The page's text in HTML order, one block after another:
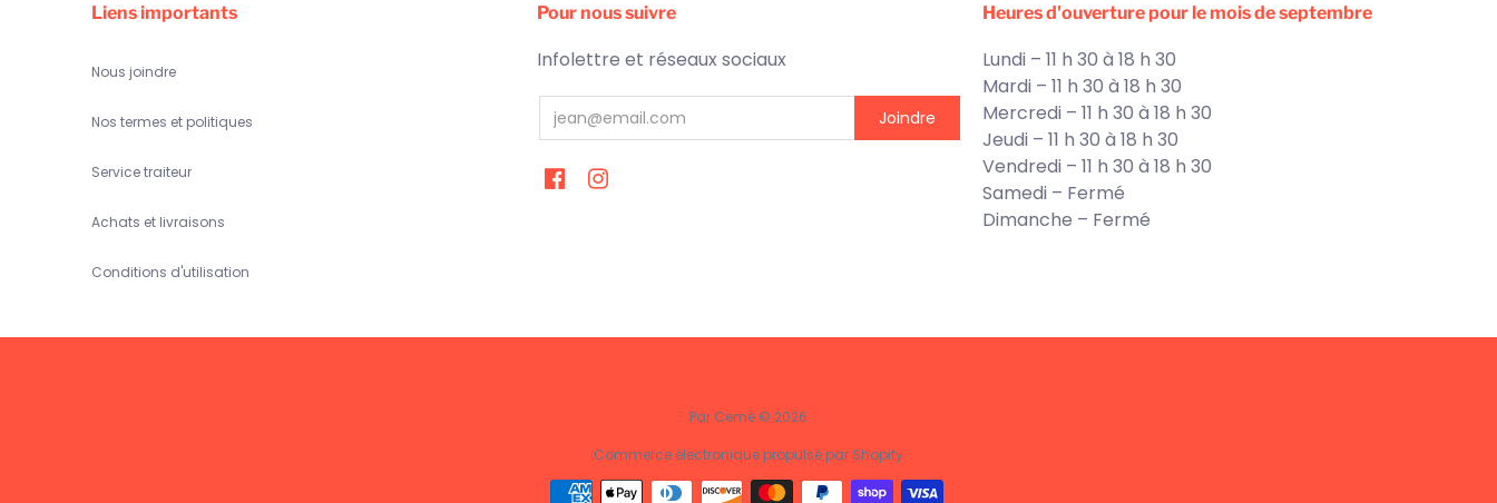
Liens importants
Nous joindre
Nos termes et politiques
Service traiteur
Achats et livraisons
Conditions d'utilisation
Pour nous suivre
Infolettre et réseaux sociaux
Heures d'ouverture pour le mois de septembre
Lundi – 11 h 30 à 18 h 30
Mardi – 11 h 30 à 18 h 30
Mercredi – 11 h 30 à 18 h 30
Jeudi – 11 h 30 à 18 h 30
Vendredi – 11 h 30 à 18 h 30
Samedi – Fermé
Dimanche – Fermé
Par Cemé © 2026
Commerce électronique propulsé par Shopify